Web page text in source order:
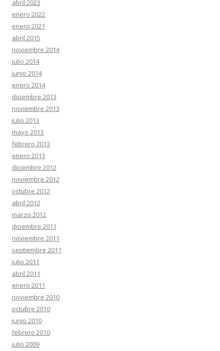
abril 2023
enero 2022
enero 2021
abril 2015
noviembre 2014
julio 2014
junio 2014
enero 2014
diciembre 2013
noviembre 2013
julio 2013
mayo 2013
febrero 2013
enero 2013
diciembre 2012
noviembre 2012
octubre 2012
abril 2012
marzo 2012
diciembre 2011
noviembre 2011
septiembre 2011
julio 2011
abril 2011
enero 2011
noviembre 2010
octubre 2010
junio 2010
febrero 2010
julio 2009